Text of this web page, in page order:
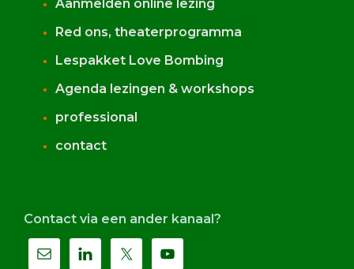
Aanmelden online lezing
Red ons, theaterprogramma
Lespakket Love Bombing
Agenda lezingen & workshops
professional
contact
Contact via een ander kanaal?